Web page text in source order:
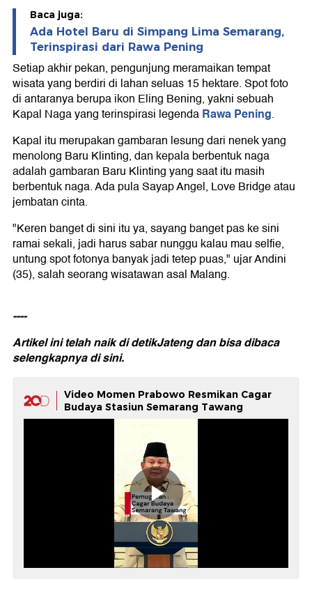
Baca juga:
Ada Hotel Baru di Simpang Lima Semarang,
Terinspirasi dari Rawa Pening
Setiap akhir pekan, pengunjung meramaikan tempat
wisata yang berdiri di lahan seluas 15 hektare. Spot foto
di antaranya berupa ikon Eling Bening, yakni sebuah
Kapal Naga yang terinspirasi legendaRawa Pening.
Kapal itu merupakan gambaran lesung dari nenek yang
menolong Baru Klinting, dan kepala berbentuk naga
adalah gambaran Baru Klinting yang saat itu masih
berbentuk naga. Ada pula Sayap Angel, Love Bridge atau
jembatan cinta.
"Keren banget di sini itu ya, sayang banget pas ke sini
ramai sekali, jadi harus sabar nunggu kalau mau selfie,
untung spot fotonya banyak jadi tetep puas," ujar Andini
(35), salah seorang wisatawan asal Malang.
----
Artikel ini telah naik di detikJateng dan bisa dibaca
selengkapnyadi sini.
Video Momen Prabowo Resmikan Cagar
Budaya Stasiun Semarang Tawang